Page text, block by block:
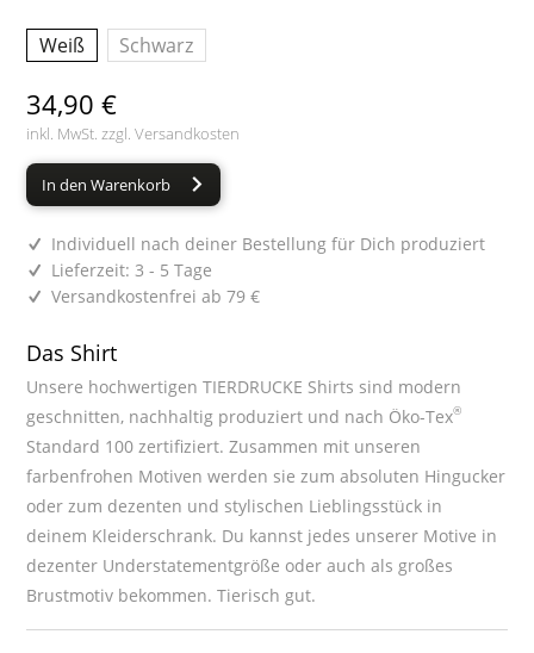
Weiß Schwarz
34,90 €
inkl. MwSt. zzgl.Versandkosten
In den Warenkorb
Individuell nach deiner Bestellung für Dich produziert
Lieferzeit: 3 - 5 Tage
Versandkostenfrei ab 79 €
Das Shirt
Unsere hochwertigen TIERDRUCKE Shirts sind modern
geschnitten, nachhaltig produziert und nach Öko-Tex®
Standard 100 zertifiziert. Zusammen mit unseren
farbenfrohen Motiven werden sie zum absoluten Hingucker
oder zum dezenten und stylischen Lieblingsstück in
deinem Kleiderschrank. Du kannst jedes unserer Motive in
dezenter Understatementgröße oder auch als großes
Brustmotiv bekommen. Tierisch gut.